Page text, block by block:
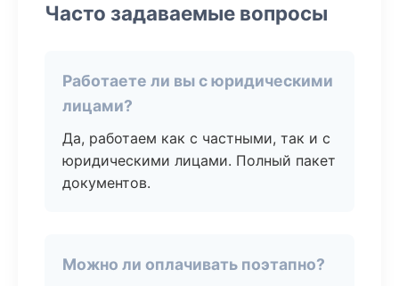
Часто задаваемые вопросы
Работаете ли вы с юридическими
лицами?
Да, работаем как с частными, так и с
юридическими лицами. Полный пакет
документов.
Можно ли оплачивать поэтапно?